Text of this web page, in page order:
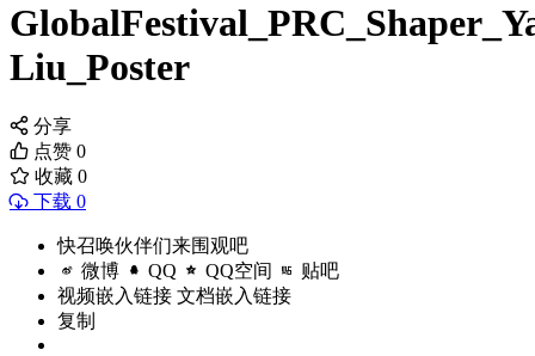
Liu_Poster
分享
点赞 0
收藏 0
下载 0
快召唤伙伴们来围观吧
微博 QQ QQ空间 贴吧
视频嵌入链接 文档嵌入链接
复制